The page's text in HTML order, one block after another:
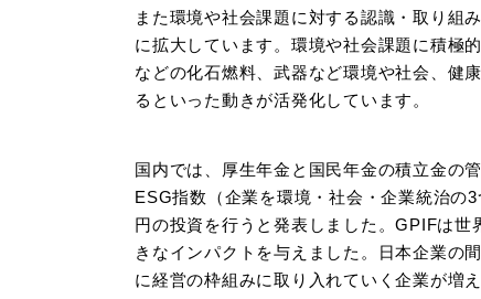
また環境や社会課題に対する認識・取り組
に拡大しています。環境や社会課題に積極
などの化石燃料、武器など環境や社会、健
るといった動きが活発化しています。
国内では、厚生年金と国民年金の積立金の
ESG指数（企業を環境・社会・企業統治の
円の投資を行うと発表しました。GPIFは
きなインパクトを与えました。日本企業の
に経営の枠組みに取り入れていく企業が増